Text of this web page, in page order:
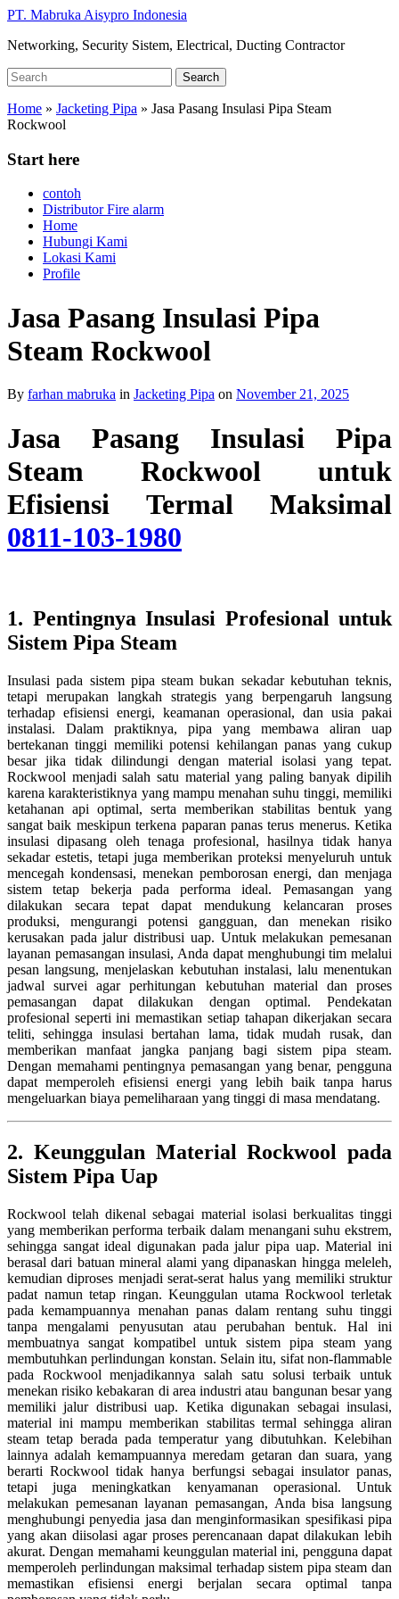
Skip
main
PT. Mabruka Aisypro Indonesia
Networking, Security Sistem, Electrical, Ducting Contractor
Search
for:
Search
Home » Jacketing Pipa » Jasa Pasang Insulasi Pipa Steam
Rockwool
Start here
contoh
Distributor Fire alarm
Home
Hubungi Kami
Lokasi Kami
Profile
Jasa Pasang Insulasi Pipa
Steam Rockwool
By farhan mabruka in Jacketing Pipa on November 21, 2025
Jasa Pasang Insulasi Pipa
Steam Rockwool untuk
Efisiensi Termal Maksimal
0811-103-1980
1. Pentingnya Insulasi Profesional untuk
Sistem Pipa Steam
Insulasi pada sistem pipa steam bukan sekadar kebutuhan teknis,
tetapi merupakan langkah strategis yang berpengaruh langsung
terhadap efisiensi energi, keamanan operasional, dan usia pakai
instalasi. Dalam praktiknya, pipa yang membawa aliran uap
bertekanan tinggi memiliki potensi kehilangan panas yang cukup
besar jika tidak dilindungi dengan material isolasi yang tepat.
Rockwool menjadi salah satu material yang paling banyak dipilih
karena karakteristiknya yang mampu menahan suhu tinggi, memiliki
ketahanan api optimal, serta memberikan stabilitas bentuk yang
sangat baik meskipun terkena paparan panas terus menerus. Ketika
insulasi dipasang oleh tenaga profesional, hasilnya tidak hanya
sekadar estetis, tetapi juga memberikan proteksi menyeluruh untuk
mencegah kondensasi, menekan pemborosan energi, dan menjaga
sistem tetap bekerja pada performa ideal. Pemasangan yang
dilakukan secara tepat dapat mendukung kelancaran proses
produksi, mengurangi potensi gangguan, dan menekan risiko
kerusakan pada jalur distribusi uap. Untuk melakukan pemesanan
layanan pemasangan insulasi, Anda dapat menghubungi tim melalui
pesan langsung, menjelaskan kebutuhan instalasi, lalu menentukan
jadwal survei agar perhitungan kebutuhan material dan proses
pemasangan dapat dilakukan dengan optimal. Pendekatan
profesional seperti ini memastikan setiap tahapan dikerjakan secara
teliti, sehingga insulasi bertahan lama, tidak mudah rusak, dan
memberikan manfaat jangka panjang bagi sistem pipa steam.
Dengan memahami pentingnya pemasangan yang benar, pengguna
dapat memperoleh efisiensi energi yang lebih baik tanpa harus
mengeluarkan biaya pemeliharaan yang tinggi di masa mendatang.
2. Keunggulan Material Rockwool pada
Sistem Pipa Uap
Rockwool telah dikenal sebagai material isolasi berkualitas tinggi
yang memberikan performa terbaik dalam menangani suhu ekstrem,
sehingga sangat ideal digunakan pada jalur pipa uap. Material ini
berasal dari batuan mineral alami yang dipanaskan hingga meleleh,
kemudian diproses menjadi serat-serat halus yang memiliki struktur
padat namun tetap ringan. Keunggulan utama Rockwool terletak
pada kemampuannya menahan panas dalam rentang suhu tinggi
tanpa mengalami penyusutan atau perubahan bentuk. Hal ini
membuatnya sangat kompatibel untuk sistem pipa steam yang
membutuhkan perlindungan konstan. Selain itu, sifat non-flammable
pada Rockwool menjadikannya salah satu solusi terbaik untuk
menekan risiko kebakaran di area industri atau bangunan besar yang
memiliki jalur distribusi uap. Ketika digunakan sebagai insulasi,
material ini mampu memberikan stabilitas termal sehingga aliran
steam tetap berada pada temperatur yang dibutuhkan. Kelebihan
lainnya adalah kemampuannya meredam getaran dan suara, yang
berarti Rockwool tidak hanya berfungsi sebagai insulator panas,
tetapi juga meningkatkan kenyamanan operasional. Untuk
melakukan pemesanan layanan pemasangan, Anda bisa langsung
menghubungi penyedia jasa dan menginformasikan spesifikasi pipa
yang akan diisolasi agar proses perencanaan dapat dilakukan lebih
akurat. Dengan memahami keunggulan material ini, pengguna dapat
memperoleh perlindungan maksimal terhadap sistem pipa steam dan
memastikan efisiensi energi berjalan secara optimal tanpa